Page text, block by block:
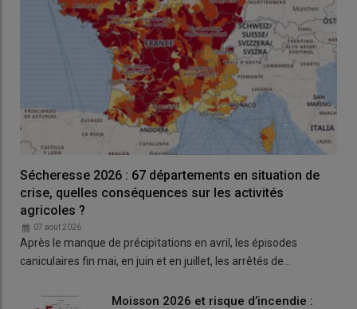
Quels montants de l'aide PAC 2025 pour les
Pour la campagne 2025, le montant unitaire de l'
veaux sous la mère et aux veaux issus de l'agriculture
biologique
est porté à 66,94 euros (contre
62,45 € par
journal officiel du 12 juin
.
Quels montants de l’aide PAC 2025 ovine ?
Pour la campagne 2025, unarrêté publié le 12 juin
réévalue
métropolitains hors Corse :
Sécheresse 2026 : 67 départements en situation de
crise, quelles conséquences sur les activités
agricoles ?
07 août 2026
Après le manque de précipitations en avril, les épisodes
caniculaires fin mai, en juin et en juillet, les arrêtés de…
Moisson 2026 et risque d’incendie :